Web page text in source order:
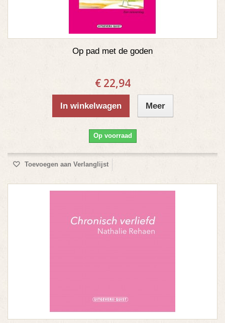
Op pad met de goden
€ 22,94
In winkelwagen Meer
Op voorraad
Toevoegen aan Verlanglijst